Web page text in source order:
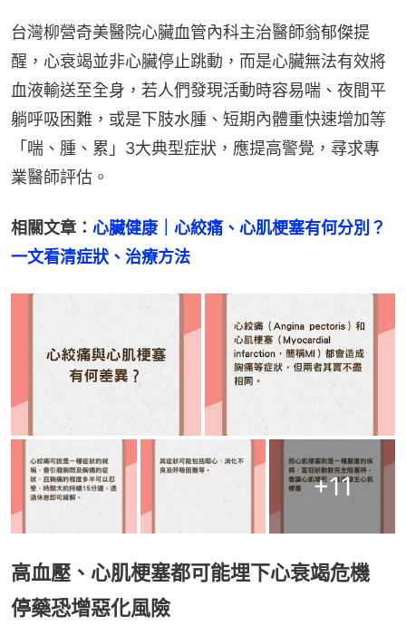
台灣柳營奇美醫院心臟血管內科主治醫師翁郁傑提
醒，心衰竭並非心臟停止跳動，而是心臟無法有效將
血液輸送至全身，若人們發現活動時容易喘、夜間平
躺呼吸困難，或是下肢水腫、短期內體重快速增加等
「喘、腫、累」3大典型症狀，應提高警覺，尋求專
業醫師評估。
相關文章： 心臟健康｜心絞痛、心肌梗塞有何分別？
一文看清症狀、治療方法
+11
高血壓、心肌梗塞都可能埋下心衰竭危機
停藥恐增惡化風險